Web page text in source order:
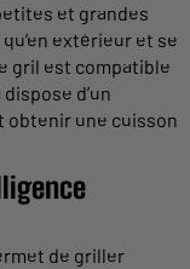
et grandes
extérieur et se
gril est compatible
dispose d’un
obtenir une cuisson
de griller